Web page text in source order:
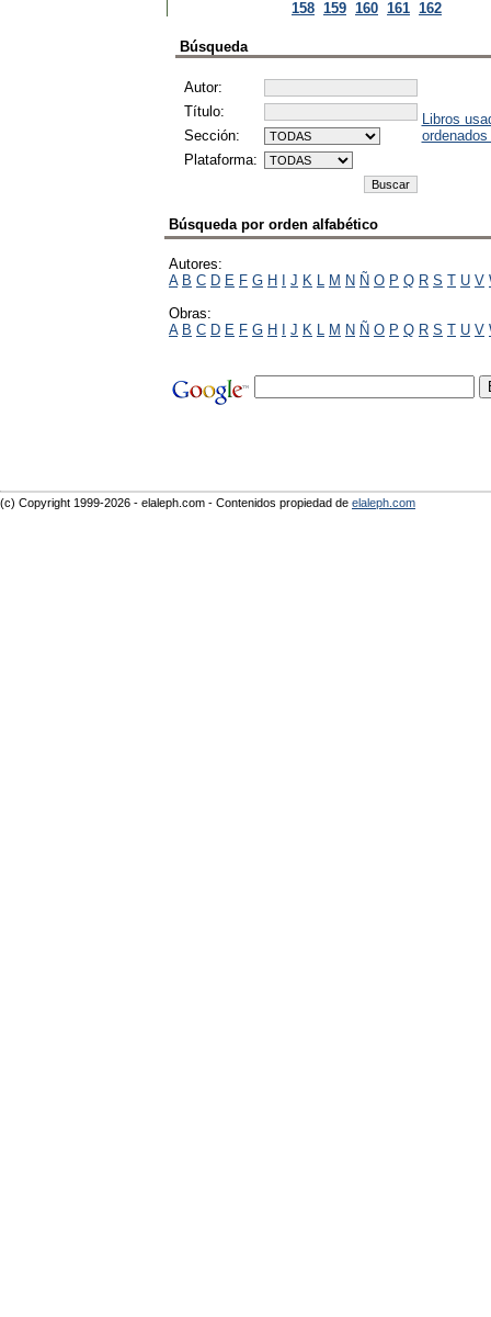
158 159 160 161 162
Búsqueda
Autor:
Título:
Sección:
Plataforma:
Libros
Búsqueda por orden alfabético
Autores:
A B C D E F G H I J K L M N Ñ O P Q R S T U V
Obras:
A B C D E F G H I J K L M N Ñ O P Q R S T U V
(c) Copyright 1999-2026 - elaleph.com - Contenidos propiedad de elaleph.com